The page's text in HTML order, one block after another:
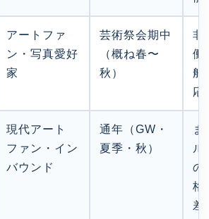
アートファ
ン・写真愛好
家
芸術祭会期中
（概ね春〜
秋）
非
働
船
応
現代アート
ファン・イン
バウンド
通年（GW・
夏季・秋）
ま
ル
の
格
差